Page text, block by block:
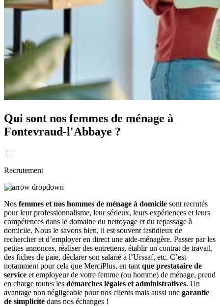
Qui sont nos femmes de ménage à
Fontevraud-l'Abbaye ?
Recrutement
Nos femmes et nos hommes de ménage à domicile sont recrutés
pour leur professionnalisme, leur sérieux, leurs expériences et leurs
compétences dans le domaine du nettoyage et du repassage à
domicile. Nous le savons bien, il est souvent fastidieux de
rechercher et d’employer en direct une aide-ménagère. Passer par les
petites annonces, réaliser des entretiens, établir un contrat de travail,
des fiches de paie, déclarer son salarié à l’Urssaf, etc. C’est
notamment pour cela que MerciPlus, en tant que prestataire de
service et employeur de votre femme (ou homme) de ménage, prend
en charge toutes les démarches légales et administratives. Un
avantage non négligeable pour nos clients mais aussi une garantie
de simplicité dans nos échanges !